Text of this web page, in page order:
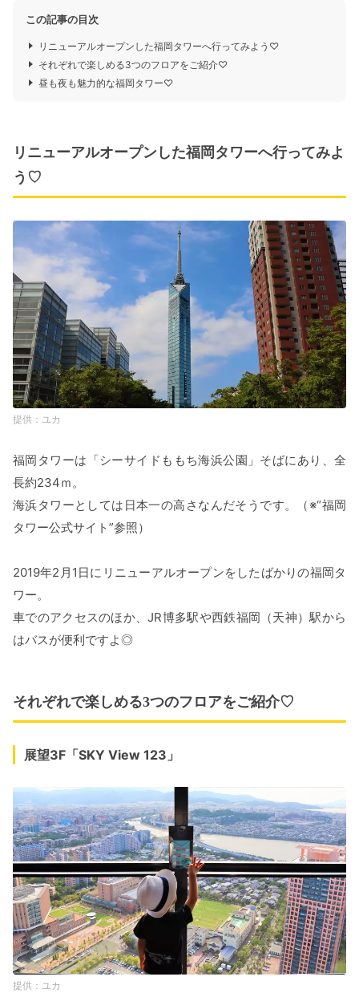
この記事の目次
リニューアルオープンした福岡タワーへ行ってみよう♡
それぞれで楽しめる3つのフロアをご紹介♡
昼も夜も魅力的な福岡タワー♡
リニューアルオープンした福岡タワーへ行ってみよ
う♡
ユカ
福岡タワーは「シーサイドももち海浜公園」そばにあり、全
長約234ｍ。
海浜タワーとしては日本一の高さなんだそうです。（※“福岡
タワー公式サイト”参照）
2019年2月1日にリニューアルオープンをしたばかりの福岡タ
ワー。
車でのアクセスのほか、JR博多駅や西鉄福岡（天神）駅から
はバスが便利ですよ◎
それぞれで楽しめる3つのフロアをご紹介♡
展望3F「SKY View 123」
ユカ